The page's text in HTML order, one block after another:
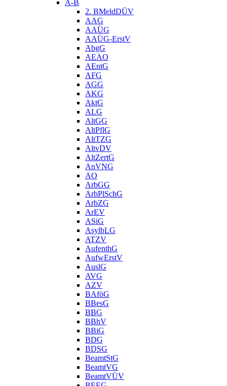
A-B
2. BMeldDÜV
AAG
AAÜG
AAÜG-ErstV
AbgG
AEAO
AEntG
AFG
AGG
AKG
AktG
ALG
AltGG
AltPflG
AltTZG
AltvDV
AltZertG
AnVNG
AO
ArbGG
ArbPlSchG
ArbZG
ArEV
ASiG
AsylbLG
ATZV
AufenthG
AufwErstV
AuslG
AVG
AZV
BAföG
BBesG
BBG
BBhV
BBiG
BDG
BDSG
BeamtStG
BeamtVG
BeamtVÜV